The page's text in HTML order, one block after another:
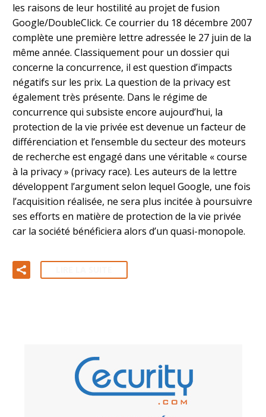
les raisons de leur hostilité au projet de fusion
Google/DoubleClick. Ce courrier du 18 décembre 2007
complète une première lettre adressée le 27 juin de la
même année. Classiquement pour un dossier qui
concerne la concurrence, il est question d’impacts
négatifs sur les prix. La question de la privacy est
également très présente. Dans le régime de
concurrence qui subsiste encore aujourd’hui, la
protection de la vie privée est devenue un facteur de
différenciation et l’ensemble du secteur des moteurs
de recherche est engagé dans une véritable « course
à la privacy » (privacy race). Les auteurs de la lettre
développent l’argument selon lequel Google, une fois
l’acquisition réalisée, ne sera plus incitée à poursuivre
ses efforts en matière de protection de la vie privée
car la société bénéficiera alors d’un quasi-monopole.